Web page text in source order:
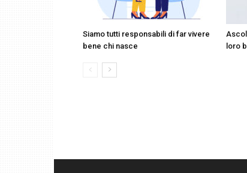
Siamo tutti responsabili di far vivere
bene chi nasce
loro